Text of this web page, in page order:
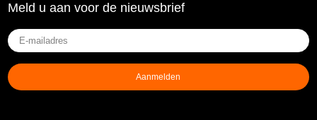
Meld u aan voor de nieuwsbrief
E-
mailadres(Vereist)
Aanmelden